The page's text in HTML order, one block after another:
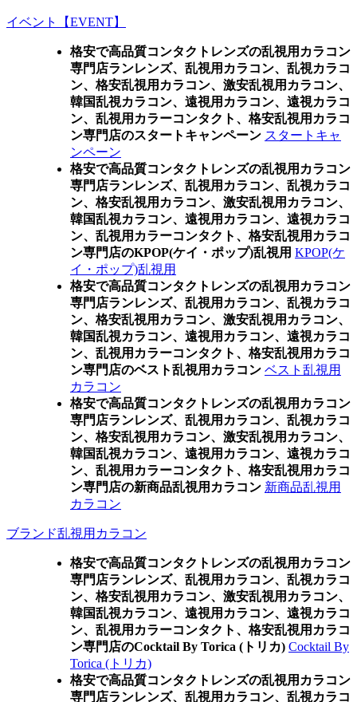
イベント【EVENT】
格安で高品質コンタクトレンズの乱視用カラコン
専門店ランレンズ、乱視用カラコン、乱視カラコ
ン、格安乱視用カラコン、激安乱視用カラコン、
韓国乱視カラコン、遠視用カラコン、遠視カラコ
ン、乱視用カラーコンタクト、格安乱視用カラコ
ン専門店のスタートキャンペーン スタートキャ
ンペーン
格安で高品質コンタクトレンズの乱視用カラコン
専門店ランレンズ、乱視用カラコン、乱視カラコ
ン、格安乱視用カラコン、激安乱視用カラコン、
韓国乱視カラコン、遠視用カラコン、遠視カラコ
ン、乱視用カラーコンタクト、格安乱視用カラコ
ン専門店のKPOP(ケイ・ポップ)乱視用 KPOP(ケ
イ・ポップ)乱視用
格安で高品質コンタクトレンズの乱視用カラコン
専門店ランレンズ、乱視用カラコン、乱視カラコ
ン、格安乱視用カラコン、激安乱視用カラコン、
韓国乱視カラコン、遠視用カラコン、遠視カラコ
ン、乱視用カラーコンタクト、格安乱視用カラコ
ン専門店のベスト乱視用カラコン ベスト乱視用
カラコン
格安で高品質コンタクトレンズの乱視用カラコン
専門店ランレンズ、乱視用カラコン、乱視カラコ
ン、格安乱視用カラコン、激安乱視用カラコン、
韓国乱視カラコン、遠視用カラコン、遠視カラコ
ン、乱視用カラーコンタクト、格安乱視用カラコ
ン専門店の新商品乱視用カラコン 新商品乱視用
カラコン
ブランド乱視用カラコン
格安で高品質コンタクトレンズの乱視用カラコン
専門店ランレンズ、乱視用カラコン、乱視カラコ
ン、格安乱視用カラコン、激安乱視用カラコン、
韓国乱視カラコン、遠視用カラコン、遠視カラコ
ン、乱視用カラーコンタクト、格安乱視用カラコ
ン専門店のCocktail By Torica (トリカ) Cocktail By
Torica (トリカ)
格安で高品質コンタクトレンズの乱視用カラコン
専門店ランレンズ、乱視用カラコン、乱視カラコ